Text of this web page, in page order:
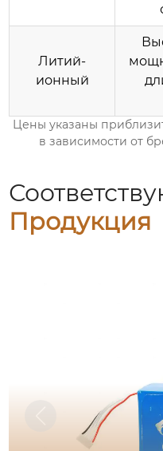
Литий-
ионный
Цены указаны
в зависимости от
Продукция